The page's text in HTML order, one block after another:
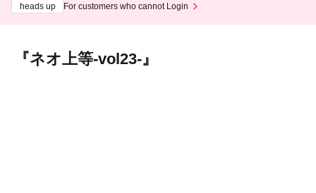
heads up
For customers who cannot Login
『ネオ上等-vol23-』